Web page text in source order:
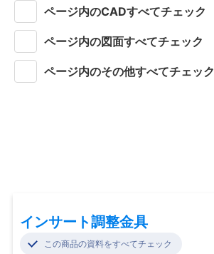
ページ内のCADすべてチェック
ページ内の図面すべてチェック
ページ内のその他すべてチェック
インサート調整金具
この商品の資料をすべてチェック